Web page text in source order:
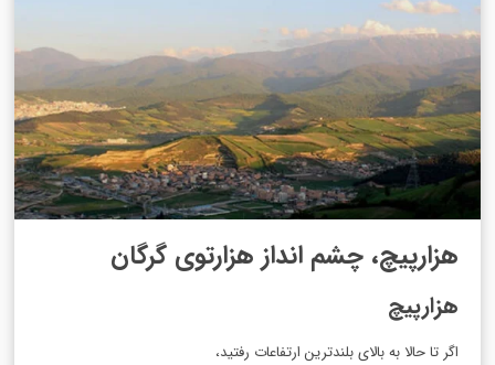
هزارپیچ، چشم انداز هزارتوی گرگان
هزارپیچ
اگر تا حالا به بالای بلندترین ارتفاعات رفتید،